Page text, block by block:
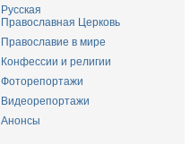
Русская
Православная Церковь
Православие в мире
Конфессии и религии
Фоторепортажи
Видеорепортажи
Анонсы